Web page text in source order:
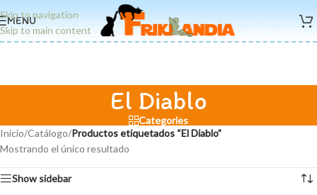
Skip to navigation
Skip to main content
MENU
El Diablo
Categories
Inicio/Catálogo/Productos etiquetados “El Diablo”
Mostrando el único resultado
Show sidebar